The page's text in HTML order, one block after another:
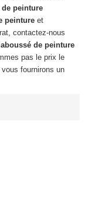
peinture
peinture et
contactez-nous
de peinture
pas le prix le
fournirons un